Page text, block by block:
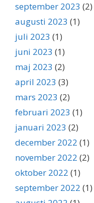
september 2023 (2)
augusti 2023 (1)
juli 2023 (1)
juni 2023 (1)
maj 2023 (2)
april 2023 (3)
mars 2023 (2)
februari 2023 (1)
januari 2023 (2)
december 2022 (1)
november 2022 (2)
oktober 2022 (1)
september 2022 (1)